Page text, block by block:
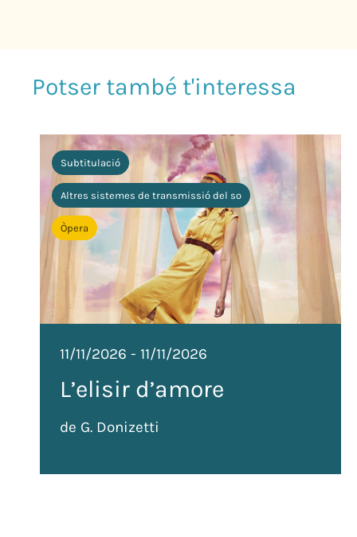
Subtitulació
Altres sistemes de transmissió del so
Òpera
11/11/2026 - 11/11/2026
L’elisir d’amore
de G. Donizetti